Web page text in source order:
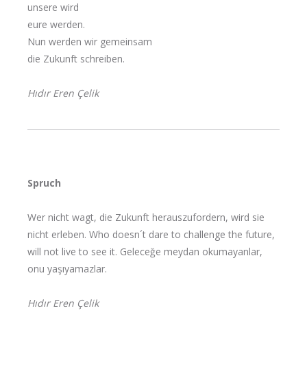
unsere wird
eure werden.
Nun werden wir gemeinsam
die Zukunft schreiben.
Hıdır Eren Çelik
Spruch
Wer nicht wagt, die Zukunft herauszufordern, wird sie
nicht erleben. Who doesn´t dare to challenge the future,
will not live to see it. Geleceğe meydan okumayanlar,
onu yaşıyamazlar.
Hıdır Eren Çelik